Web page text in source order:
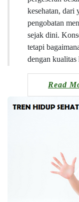
kesehatan, dari
pengobatan
sejak dini.
tetapi
dengan
Read